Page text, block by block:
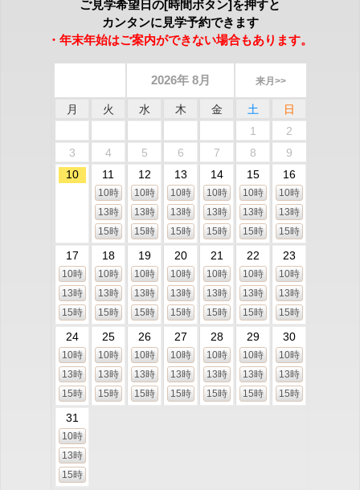
ご見学希望日の[時間ボタン]を押すと
カンタンに見学予約できます
・年末年始はご案内ができない場合もあります。
2026年 8月 来月>>
月 火 水 木 金 土
日
1
2
3
4 5 6 7 8
9
10
11
10時
13時
15時
12
10時
13時
15時
13
10時
13時
15時
14
10時
13時
15時
15
10時
13時
15時
16
10時
13時
15時
17
10時
13時
15時
18
10時
13時
15時
19
10時
13時
15時
20
10時
13時
15時
21
10時
13時
15時
22
10時
13時
15時
23
10時
13時
15時
24
10時
13時
15時
25
10時
13時
15時
26
10時
13時
15時
27
10時
13時
15時
28
10時
13時
15時
29
10時
13時
15時
30
10時
13時
15時
31
10時
13時
15時